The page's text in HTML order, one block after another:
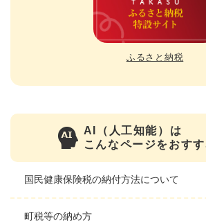
ふるさと納税
AI（人工知能）は
こんなページをおす
国民健康保険税の納付方法について
町税等の納め方